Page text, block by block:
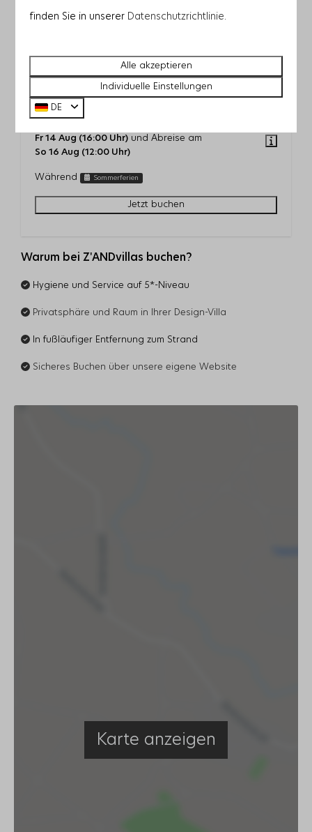
7 Nächte — —
Zandbank 14 | De Groote Duynen
Fr 14 Aug (16:00 Uhr) und Abreise am
So 16 Aug (12:00 Uhr)
Während Sommerferien
Jetzt buchen
Warum bei Z'ANDvillas buchen?
Hygiene und Service auf 5*-Niveau
Privatsphäre und Raum in Ihrer Design-Villa
In fußläufiger Entfernung zum Strand
Sicheres Buchen über unsere eigene Website
Karte anzeigen
finden Sie in unserer Datenschutzrichtlinie
Alle akzeptieren
Individuelle Einstellungen
DE